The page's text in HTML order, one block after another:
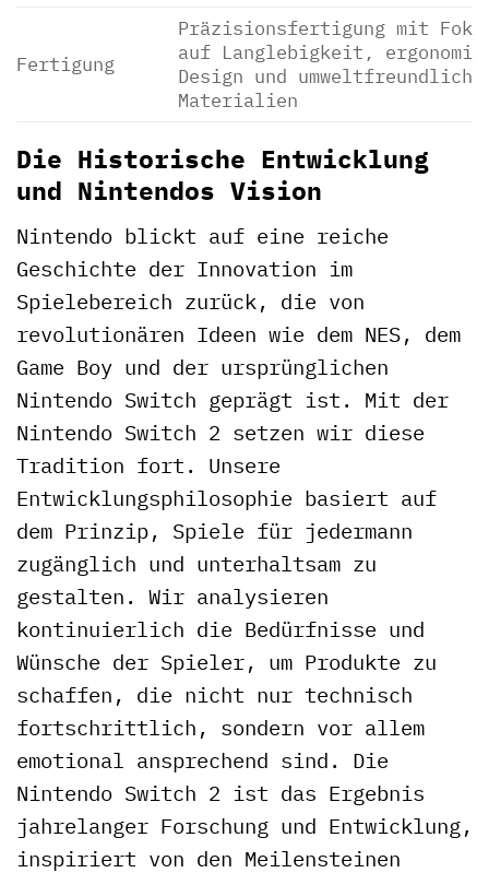
Fertigung
Präzisionsfertigung mit
auf Langlebigkeit,
Design und umweltfreundliche
Materialien
Die Historische Entwicklung
und Nintendos Vision
Nintendo blickt auf eine reiche
Geschichte der Innovation im
Spielebereich zurück, die von
revolutionären Ideen wie dem NES, dem
Game Boy und der ursprünglichen
Nintendo Switch geprägt ist. Mit der
Nintendo Switch 2 setzen wir diese
Tradition fort. Unsere
Entwicklungsphilosophie basiert auf
dem Prinzip, Spiele für jedermann
zugänglich und unterhaltsam zu
gestalten. Wir analysieren
kontinuierlich die Bedürfnisse und
Wünsche der Spieler, um Produkte zu
schaffen, die nicht nur technisch
fortschrittlich, sondern vor allem
emotional ansprechend sind. Die
Nintendo Switch 2 ist das Ergebnis
jahrelanger Forschung und Entwicklung,
inspiriert von den Meilensteinen